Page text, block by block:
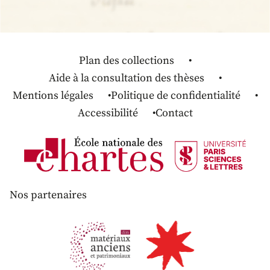
Plan des collections
Aide à la consultation des thèses
Mentions légales
Politique de confidentialité
Accessibilité
Contact
Nos partenaires